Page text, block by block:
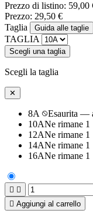
Prezzo di listino: 59,00
Prezzo: 29,50 €
Taglia
Guida alle taglie
TAGLIA
Scegli una taglia
Scegli la taglia
✕
8A
Esaurita —
10ANe rimane 1
12ANe rimane 1
14ANe rimane 1
16ANe rimane 1
 
 Aggiungi al carrello